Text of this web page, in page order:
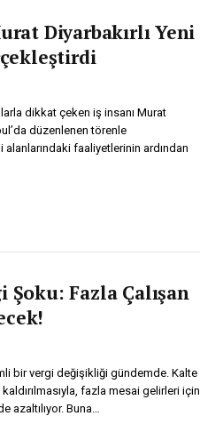
Diyarbakırlı Yeni
dikkat çeken iş insanı Murat
düzenlenen törenle
faaliyetlerinin ardından
Şoku: Fazla Çalışan
bir vergi değişikliği gündemde. Kalte
fazla mesai gelirleri için
azaltılıyor. Buna…